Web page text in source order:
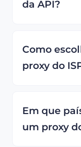
da API?
Como
proxy do
Em que
um proxy